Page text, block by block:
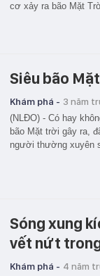
cơ xảy ra bão Mặt
Siêu bão
Khám phá - 3 năm
(NLĐO) - Có hay
bão Mặt trời gây ra,
người thường xuyên
Sóng xung
vết nứt
Khám phá - 4 năm